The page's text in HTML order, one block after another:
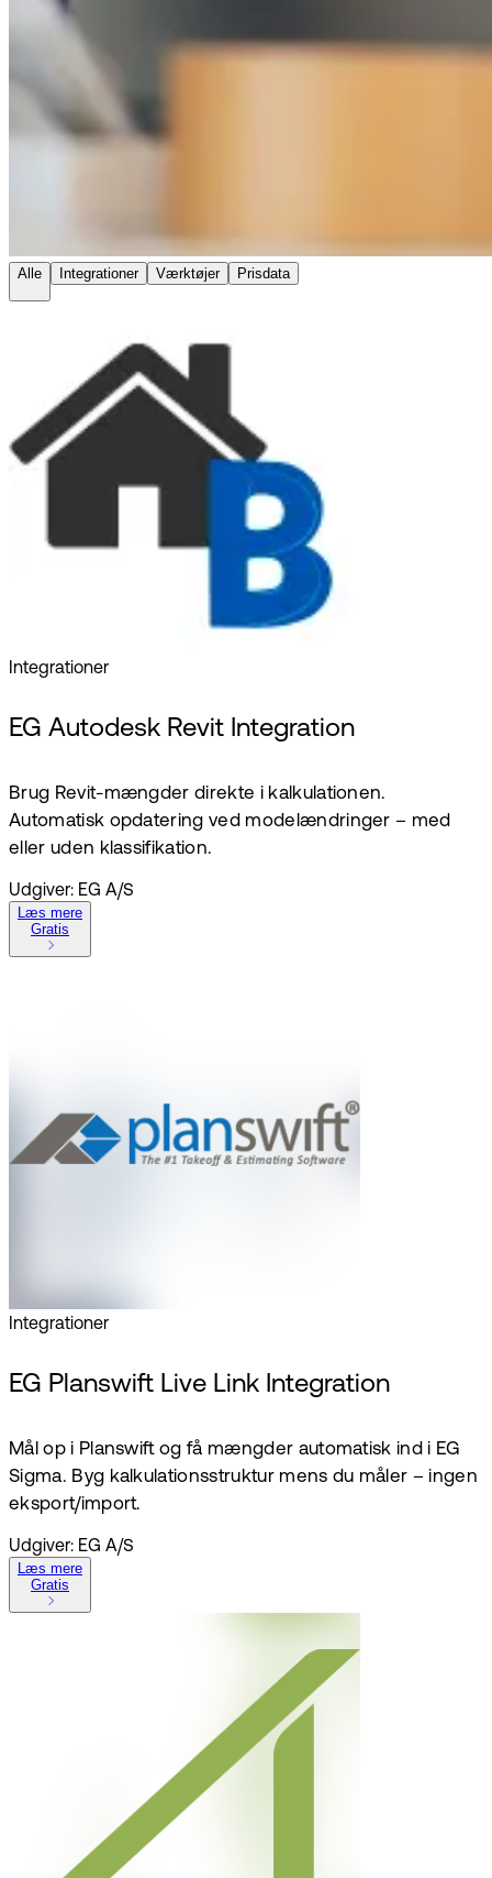
Alle Integrationer Værktøjer Prisdata
Integrationer
EG Autodesk Revit Integration
Brug Revit-mængder direkte i kalkulationen.
Automatisk opdatering ved modelændringer – med
eller uden klassifikation.
Udgiver: EG A/S
Læs mere
Gratis
Integrationer
EG Planswift Live Link Integration
Mål op i Planswift og få mængder automatisk ind i EG
Sigma. Byg kalkulationsstruktur mens du måler – ingen
eksport/import.
Udgiver: EG A/S
Læs mere
Gratis